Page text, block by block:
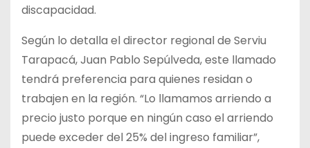
discapacidad.
Según lo detalla el director regional de Serviu
Tarapacá, Juan Pablo Sepúlveda, este llamado
tendrá preferencia para quienes residan o
trabajen en la región. “Lo llamamos arriendo a
precio justo porque en ningún caso el arriendo
puede exceder del 25% del ingreso familiar”,